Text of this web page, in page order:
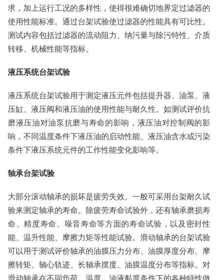
求，加上运行工况的多样性，使得很难确切地界定过滤器的
使用性能标准。通过台架试验使过滤器的性能具有可比性。
测试内容包括过滤器的流动阻力、纳污量与除污特性、介质
转移、机械性能等指标。
液压系统台架试验
液压系统台架试验用于测定液压元件包括提升器、油泵、液
压缸、液压阀和液压油的使用性能与耐久性。如测试评价抗
磨液压油对油泵抗磨与寿命的影响，液压油对控制阀的影
响，不同温度条件下液压油的启动性能、液压油含水或污染
条件下液压系统元件的工作性能变化影响等。
轴承台架试验
大部分滚动轴承的损坏是疲劳失效。一般可采用台架耐久试
验来测定轴承的寿命。除疲劳寿命试验外，还有轴承磨损寿
命、精度寿命、噪音寿命等方面的寿命试验，以及密封性
能、温升性能、摩擦力矩等性能试验。滑动轴承的台架试验
可以用于测试评价轴承的油膜压力分布、油膜厚度分布、摩
擦转矩、轴心轨迹、长轴承摆度、油膜温度分布等指标。对